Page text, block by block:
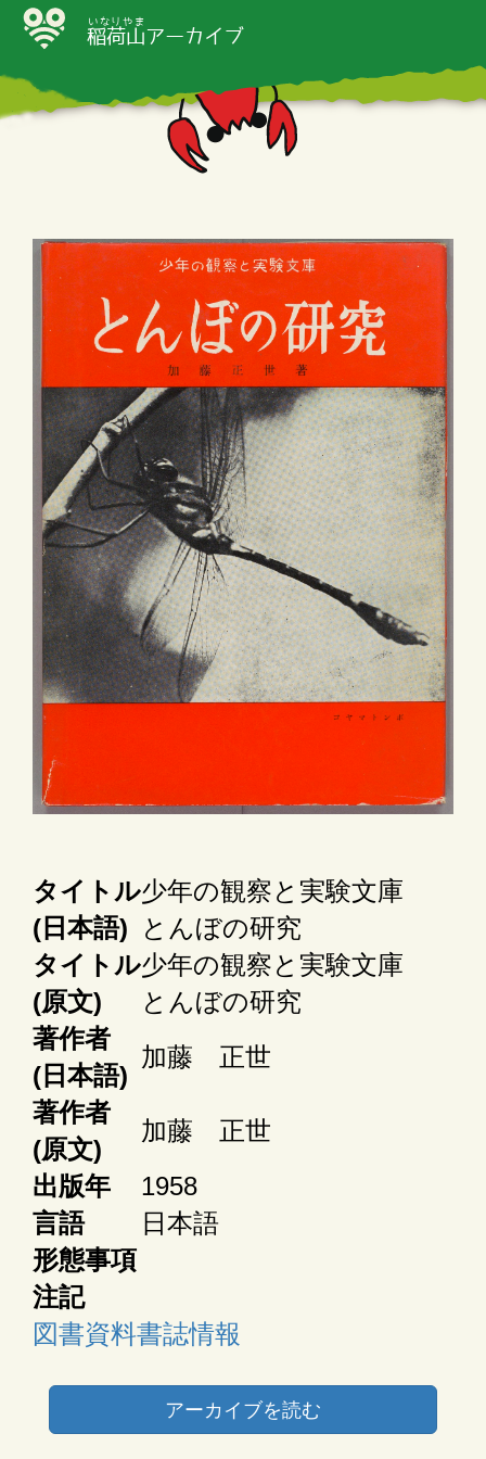
稲荷山
いなりやま
アーカイブ
タイトル
(日本語)
少年の観察と実験文庫
とんぼの研究
タイトル
(原文)
少年の観察と実験文庫
とんぼの研究
著作者
(日本語)
加藤 正世
著作者
(原文)
加藤 正世
出版年
1958
言語
日本語
形態事項
注記
図書資料書誌情報
アーカイブを読む